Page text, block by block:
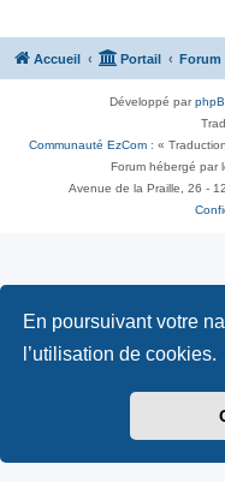
En poursuivant votre
l’utilisation de cookies.
Accueil Portail Forum
Développé par
Communauté EzCom : «
Forum hébergé par
Avenue de la Praille, 26 -